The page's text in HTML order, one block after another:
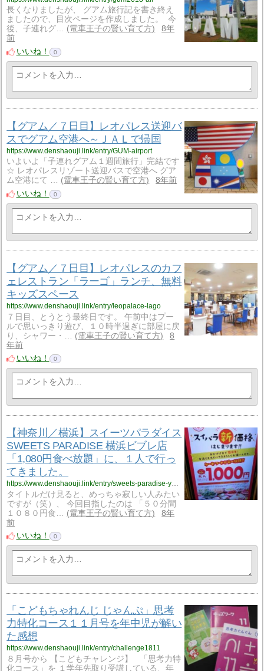
長くなりましたが、 グアム旅行記を書き終え
ましたので、目次ページを作成しました。 今
後、子連れグ…
電車王子の賢い育て方
8年
前
いいね！
0
【グアム／７日目】レオパレス送迎バ
スでグアム空港へ～ＪＡＬで帰国
https://www.denshaouji.link/entry/GUM-airport
いよいよ「子連れグアム１週間旅行」完結です
☆ レオパレスリゾート送迎バスで空港へ グア
ム空港にて …
電車王子の賢い育て方
8年前
いいね！
0
【グアム／７日目】レオパレスのカフ
ェレストラン「ラーゴ」ランチ、無料
キッズスペース
https://www.denshaouji.link/entry/leopalace-lago
７日目、とうとう最終日です。 午前中はプー
ルで思いっきり遊び、１０時半過ぎに部屋に戻
り、シャワー・…
電車王子の賢い育て方
8
年前
いいね！
0
【神奈川／横浜】スイーツパラダイス
SWEETS PARADISE 横浜ビブレ店
「1,080円食べ放題」に、１人で行っ
てきました。
https://www.denshaouji.link/entry/sweets-paradise-yokohama
タイトルだけ見ると、めっちゃ寂しい人みたい
ですが（笑）、 今回目指したのは 「５０分間
１０８０円食…
電車王子の賢い育て方
8年
前
いいね！
0
「こどもちゃれんじ じゃんぷ」思考
力特化コース１１月号を年中児が解い
た感想
https://www.denshaouji.link/entry/challenge1811
８月号から 【こどもチャレンジ】 「思考力特
化コース」を １学年先取り受講している、年